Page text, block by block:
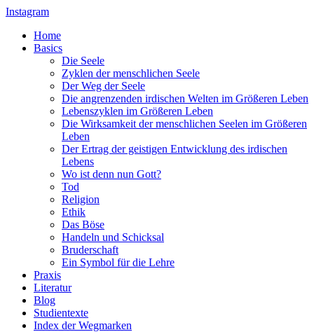
Instagram
Home
Basics
Die Seele
Zyklen der menschlichen Seele
Der Weg der Seele
Die angrenzenden irdischen Welten im Größeren Leben
Lebenszyklen im Größeren Leben
Die Wirksamkeit der menschlichen Seelen im Größeren
Leben
Der Ertrag der geistigen Entwicklung des irdischen
Lebens
Wo ist denn nun Gott?
Tod
Religion
Ethik
Das Böse
Handeln und Schicksal
Bruderschaft
Ein Symbol für die Lehre
Praxis
Literatur
Blog
Studientexte
Index der Wegmarken